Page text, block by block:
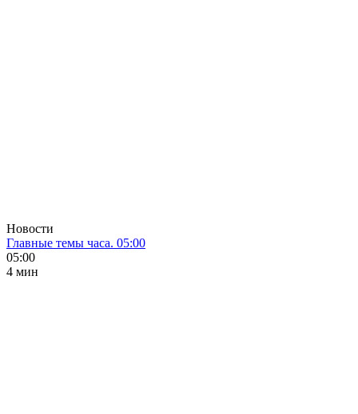
Новости
Главные темы часа. 05:00
05:00
4 мин